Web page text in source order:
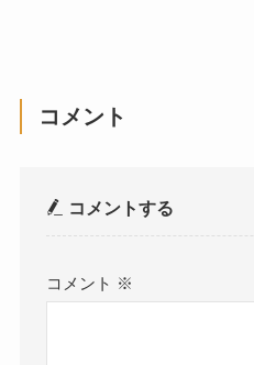
コメント
コメントする
コメント ※